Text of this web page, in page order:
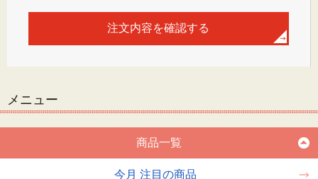
メニュー
商品一覧
今月 注目の商品